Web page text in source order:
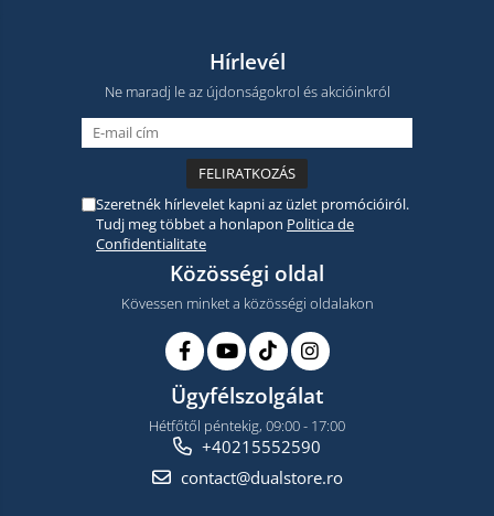
Hírlevél
Ne maradj le az újdonságokrol és akcióinkról
Szeretnék hírlevelet kapni az üzlet promócióiról.
Tudj meg többet a honlapon Politica de
Confidentialitate
Közösségi oldal
Kövessen minket a közösségi oldalakon
Ügyfélszolgálat
Hétfőtől péntekig, 09:00 - 17:00
+40215552590
contact@dualstore.ro